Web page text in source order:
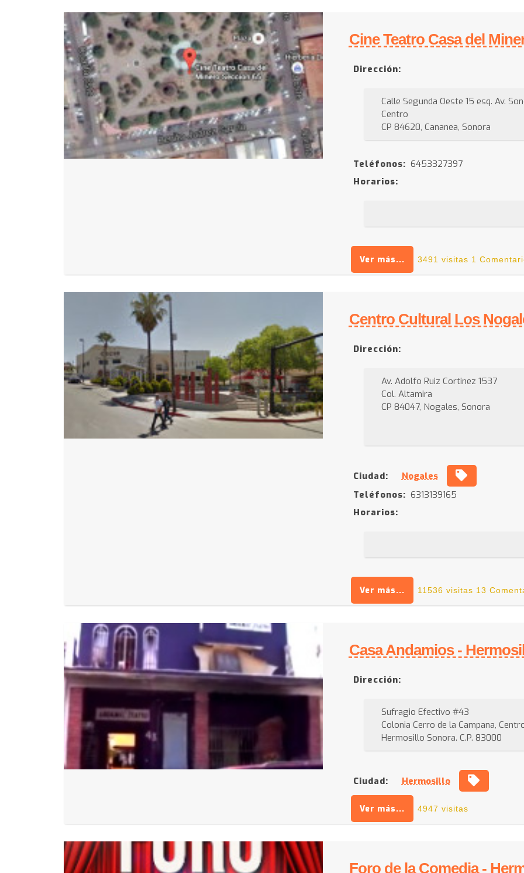
Cine Teatro Casa del
Dirección:
Calle Segunda Oeste 15 esq. Av.
Centro
CP 84620, Cananea, Sonora
Teléfonos: 6453327397
Horarios:
Ver más... 3491 visitas 1
Centro Cultural Los
Dirección:
Av. Adolfo Ruiz Cortinez 1537
Col. Altamira
CP 84047, Nogales, Sonora
Ciudad:
Nogales
Teléfonos: 6313139165
Horarios:
Ver más... 11536 visitas 13
Casa Andamios -
Dirección:
Sufragio Efectivo #43
Colonia Cerro de la Campana,
Hermosillo Sonora. C.P. 83000
Ciudad: Hermosillo
Ver más... 4947 visitas
Foro de la Comedia -